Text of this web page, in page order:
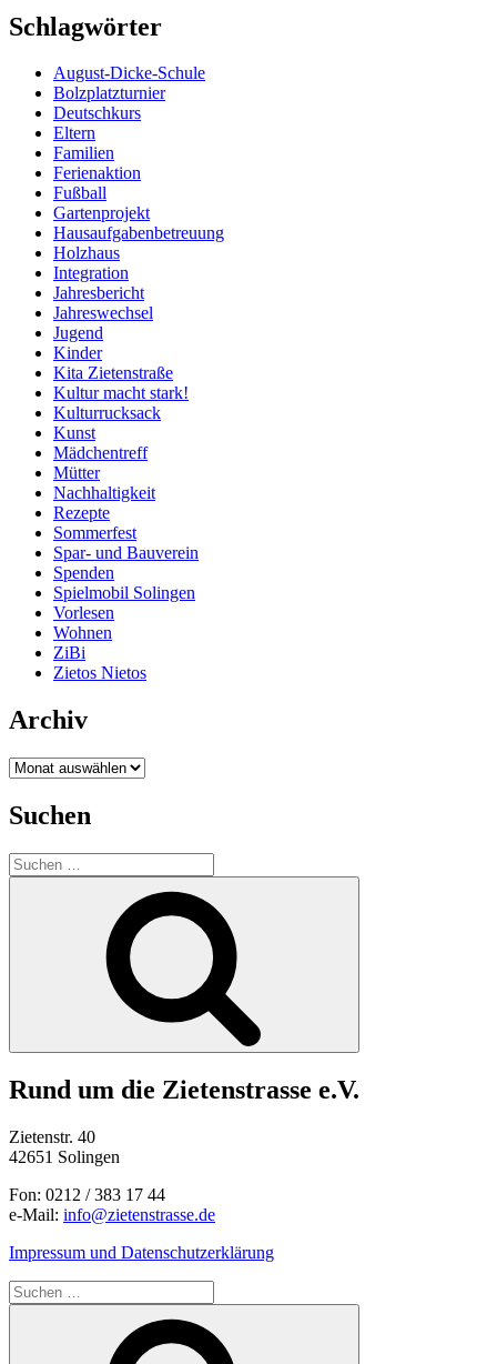
Schlagwörter
August-Dicke-Schule
Bolzplatzturnier
Deutschkurs
Eltern
Familien
Ferienaktion
Fußball
Gartenprojekt
Hausaufgabenbetreuung
Holzhaus
Integration
Jahresbericht
Jahreswechsel
Jugend
Kinder
Kita Zietenstraße
Kultur macht stark!
Kulturrucksack
Kunst
Mädchentreff
Mütter
Nachhaltigkeit
Rezepte
Sommerfest
Spar- und Bauverein
Spenden
Spielmobil Solingen
Vorlesen
Wohnen
ZiBi
Zietos Nietos
Archiv
Archiv
Suchen
Suchen
nach:
Rund um die Zietenstrasse e.V.
Zietenstr. 40
42651 Solingen
Fon: 0212 / 383 17 44
e-Mail: info@zietenstrasse.de
Impressum und Datenschutzerklärung
Suchen
nach: